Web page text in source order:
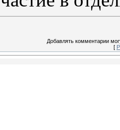
Добавлять комментарии
[